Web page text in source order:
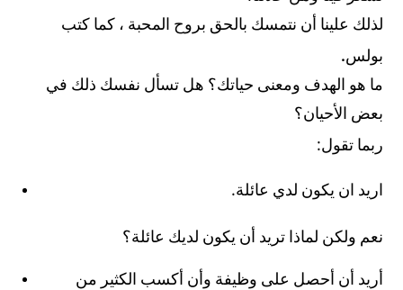
لذلك علينا أن نتمسك بالحق بروح المحبة ، كما كتب
بولس.
ما هو الهدف ومعنى حياتك؟ هل تسأل نفسك ذلك في
بعض الأحيان؟
ربما تقول:
اريد ان يكون لدي عائلة.
نعم ولكن لماذا تريد أن يكون لديك عائلة؟
أريد أن أحصل على وظيفة وأن أكسب الكثير من